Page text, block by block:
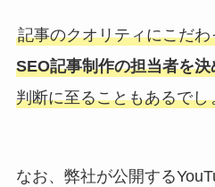
記事のクオリティにこだ
SEO記事制作の担当者を
判断に至ることもあるでし
なお、弊社が公開する